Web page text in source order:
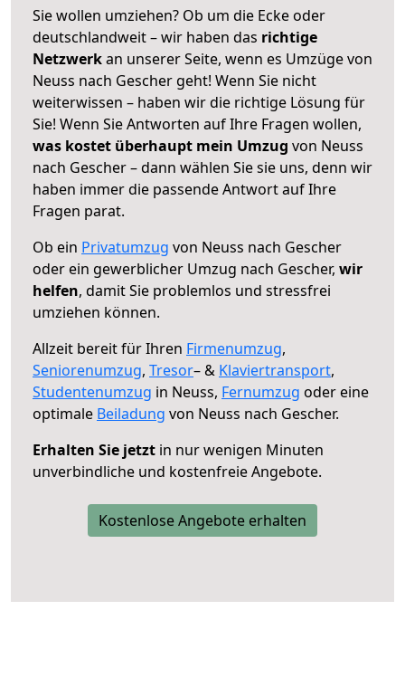
Sie wollen umziehen? Ob um die Ecke oder
deutschlandweit – wir haben das richtige
Netzwerkan unserer Seite, wenn es Umzüge von
Neuss nach Gescher geht! Wenn Sie nicht
weiterwissen – haben wir die richtige Lösung für
Sie! Wenn Sie Antworten auf Ihre Fragen wollen,
was kostet überhaupt mein Umzug von Neuss
nach Gescher – dann wählen Sie sie uns, denn wir
haben immer die passende Antwort auf Ihre
Fragen parat.
Ob ein Privatumzug von Neuss nach Gescher
oder ein gewerblicher Umzug nach Gescher, wir
helfen, damit Sie problemlos und stressfrei
umziehen können.
Allzeit bereit für Ihren Firmenumzug,
Seniorenumzug, Tresor– & Klaviertransport,
Studentenumzug in Neuss, Fernumzug oder eine
optimale Beiladung von Neuss nach Gescher.
Erhalten Sie jetzt in nur wenigen Minuten
unverbindliche und kostenfreie Angebote.
Kostenlose Angebote erhalten